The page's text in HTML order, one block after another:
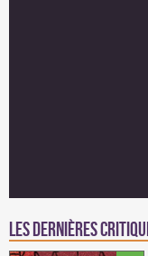
Les dernières